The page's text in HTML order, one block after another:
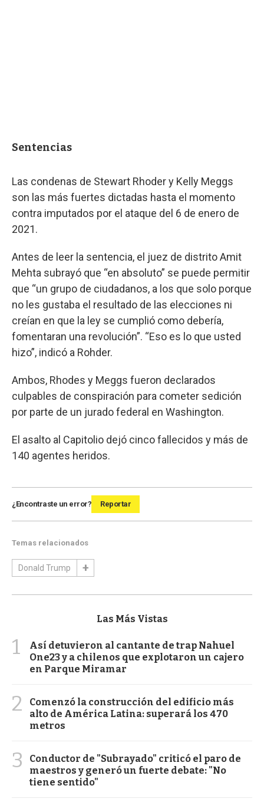
Sentencias
Las condenas de Stewart Rhoder y Kelly Meggs
son las más fuertes dictadas hasta el momento
contra imputados por el ataque del 6 de enero de
2021.
Antes de leer la sentencia, el juez de distrito Amit
Mehta subrayó que “en absoluto” se puede permitir
que “un grupo de ciudadanos, a los que solo porque
no les gustaba el resultado de las elecciones ni
creían en que la ley se cumplió como debería,
fomentaran una revolución”. “Eso es lo que usted
hizo”, indicó a Rohder.
Ambos, Rhodes y Meggs fueron declarados
culpables de conspiración para cometer sedición
por parte de un jurado federal en Washington.
El asalto al Capitolio dejó cinco fallecidos y más de
140 agentes heridos.
¿Encontraste un error? Reportar
Temas relacionados
Donald Trump
Las Más Vistas
1
Así detuvieron al cantante de trap Nahuel
One23 y a chilenos que explotaron un cajero
en Parque Miramar
2
Comenzó la construcción del edificio más
alto de América Latina: superará los 470
metros
3
Conductor de "Subrayado" criticó el paro de
maestros y generó un fuerte debate: "No
tiene sentido"